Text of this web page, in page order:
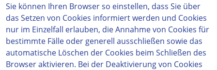
Sie können Ihren Browser so einstellen, dass Sie über
das Setzen von Cookies informiert werden und Cookies
nur im Einzelfall erlauben, die Annahme von Cookies für
bestimmte Fälle oder generell ausschließen sowie das
automatische Löschen der Cookies beim Schließen des
Browser aktivieren. Bei der Deaktivierung von Cookies